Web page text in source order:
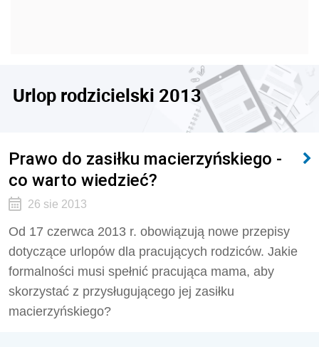
Urlop rodzicielski 2013
Prawo do zasiłku macierzyńskiego -
co warto wiedzieć?
26 sie 2013
Od 17 czerwca 2013 r. obowiązują nowe przepisy
dotyczące urlopów dla pracujących rodziców. Jakie
formalności musi spełnić pracująca mama, aby
skorzystać z przysługującego jej zasiłku
macierzyńskiego?